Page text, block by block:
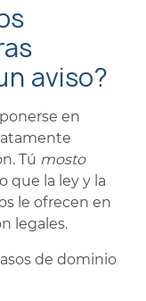
aviso?
en
Tú mosto
que la ley y la
le ofrecen en
legales.
de dominio